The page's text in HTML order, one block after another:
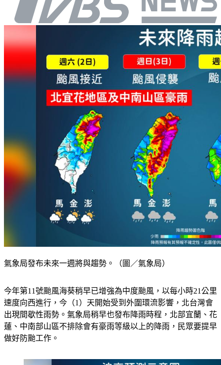
今年第11號颱風海葵稍早已增強為中度颱風，以每小時21公里
速度向西進行，今（1）天開始受到外圍環流影響，北台灣會
出現間歇性雨勢。氣象局稍早也發布降雨時程，北部宜蘭、花
蓮、中南部山區不排除會有豪雨等級以上的降雨，民眾要提早